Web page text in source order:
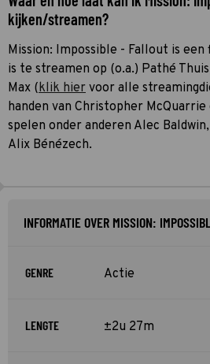
kijken/streamen?
Mission: Impossible - Fallout is
is te streamen op (o.a.) Pathé
Max (klik hier voor alle
handen van Christopher
spelen onder anderen Alec
Alix Bénézech.
INFORMATIE OVER MISSION:
GENRE Actie
LENGTE ±2u 27m